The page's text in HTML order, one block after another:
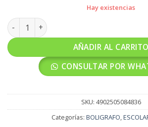
Hay existencias
BOLIGRAFO PILOT RETRACTIL BP-145-
AÑADIR AL CARRITO
CONSULTAR POR
SKU: 4902505084836
Categorías: BOLIGRAFO,